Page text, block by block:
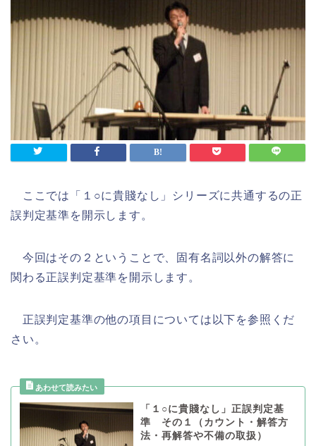
ここでは「１○に貴賤なし」シリーズに共通するの正
誤判定基準を開示します。
今回はその２ということで、固有名詞以外の解答に
関わる正誤判定基準を開示します。
正誤判定基準の他の項目については以下を参照くだ
さい。
「１○に貴賤なし」正誤判定基
準 その１（カウント・解答方
法・再解答や不備の取扱）